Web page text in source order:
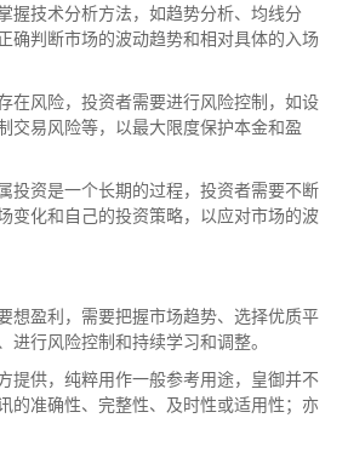
握技术分析方法，如趋势分析、均线分
确判断市场的波动趋势和相对具体的入场
在风险，投资者需要进行风险控制，如设
交易风险等，以最大限度保护本金和盈
投资是一个长期的过程，投资者需要不断
变化和自己的投资策略，以应对市场的波
想盈利，需要把握市场趋势、选择优质平
进行风险控制和持续学习和调整。
提供，纯粹用作一般参考用途，皇御并不
的准确性、完整性、及时性或适用性；亦